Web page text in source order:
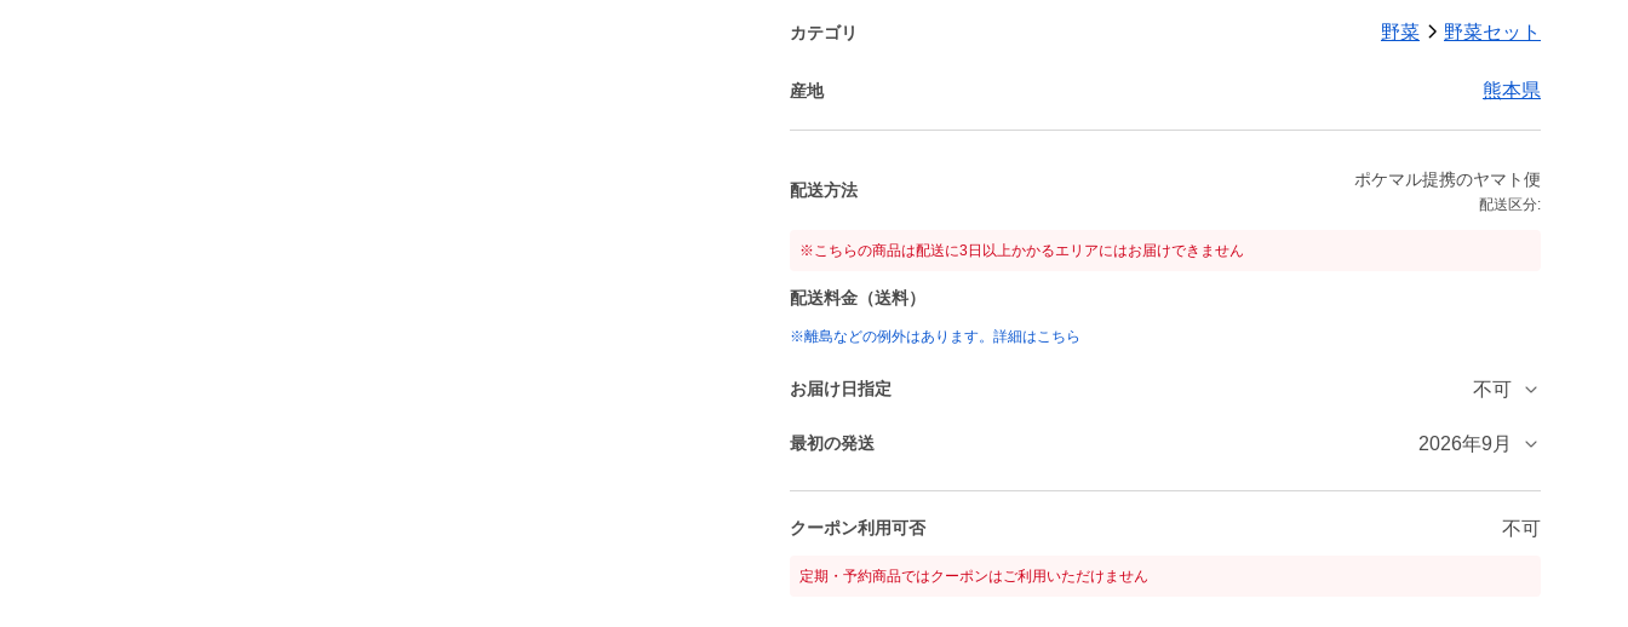
カテゴリ 野菜 野菜セット
産地 熊本県
配送方法
ポケマル提携のヤマト便
配送区分:
※こちらの商品は配送に3日以上かかるエリアにはお届けできません
配送料金（送料）
※離島などの例外はあります。詳細はこちら
お届け日指定 不可
最初の発送 2026年9月
クーポン利用可否 不可
定期・予約商品ではクーポンはご利用いただけません